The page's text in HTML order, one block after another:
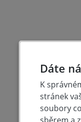
Dáte
K
stránek
soubory